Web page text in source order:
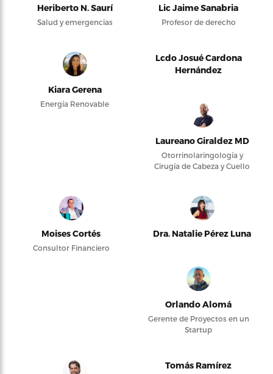
Heriberto N. Saurí
Salud y emergencias
Lic Jaime Sanabria
Profesor de derecho
Kiara Gerena
Energía Renovable
Lcdo Josué Cardona
Hernández
Laureano Giraldez MD
Otorrinolaringología y
Cirugía de Cabeza y Cuello
Moises Cortés
Consultor Financiero
Dra. Natalie Pérez Luna
Orlando Alomá
Gerente de Proyectos en un
Startup
Tomás Ramírez